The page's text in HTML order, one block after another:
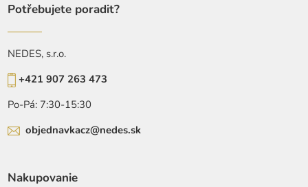
Potřebujete poradit?
NEDES, s.r.o.
+421 907 263 473
Po-Pá: 7:30-15:30
objednavkacz@nedes.sk
Nakupovanie